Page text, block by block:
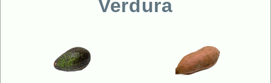
Verdura